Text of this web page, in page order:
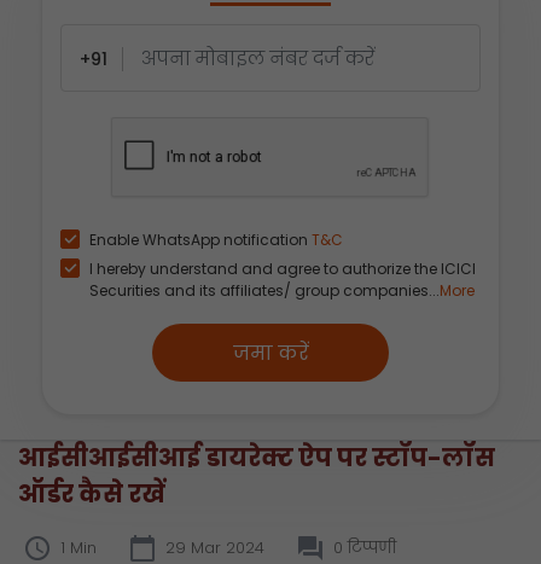
+91
Enable WhatsApp notification T&C
I hereby understand and agree to authorize the ICICI
Securities and its affiliates/ group companies...More
जमा करें
आईसीआईसीआई डायरेक्ट ऐप पर स्टॉप-लॉस
ऑर्डर कैसे रखें
1 Min 29 Mar 2024
0 टिप्पणी